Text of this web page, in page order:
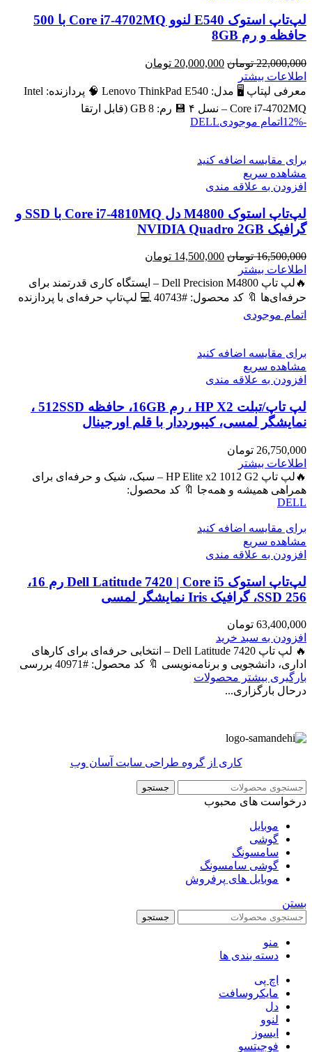
لپ‌تاپ استوک E540 لنوو Core i7-4702MQ با 500
حافظه و رم 8GB
22,000,000 تومان قیمت
22,000,000 تومان
20,000,000 تومان
20,000,000 تومان
است.
اطلاعات بیشتر
معرفی لپتاپ 🖥️ مدل: Lenovo ThinkPad E540 🧠 پردازنده: Intel
Core i7‑4702MQ – نسل ۴ 💾 رم: 8 GB (قابل ارتقا
-12%
اتمام موجودیDELL
برای مقایسه اضافه کنید
مشاهده سریع
افزودن به علاقه مندی
لپ‌تاپ استوک M4800 دل Core i7-4810MQ با SSD و
گرافیک NVIDIA Quadro 2GB
16,500,000 تومان قیمت
16,500,000 تومان
بود.
14,500,000 تومان
14,500,000 تومان
است.
اطلاعات بیشتر
🔥لپ تاپ Dell Precision M4800 – ایستگاه کاری قدرتمند برای
حرفه‌ای‌ها 🔖 کد محصول: #40743 💻 لپ‌تاپ حرفه‌ای با پردازنده
اتمام موجودی
برای مقایسه اضافه کنید
مشاهده سریع
افزودن به علاقه مندی
لپ تاپ/تبلت HP X2 ، رم 16GB، حافظه 512SSD ،
نمایشگر لمسی، کیبورددار با قلم اورجینال
26,750,000 تومان
اطلاعات بیشتر
🔥لپ تاپ HP Elite x2 1012 G2 – سبک، شیک و حرفه‌ای برای
همراهی همیشه و همه‌جا 🔖 کد محصول:
DELL
برای مقایسه اضافه کنید
مشاهده سریع
افزودن به علاقه مندی
لپ‌تاپ استوک Dell Latitude 7420 | Core i5 رم 16،
SSD 256، گرافیک Iris نمایشگر لمسی
63,400,000 تومان
افزودن به سبد خرید
🔥 لپ تاپ Dell Latitude 7420 – انتخابی حرفه‌ای برای کارهای
اداری، دانشجویی و برنامه‌نویسی 🔖 کد محصول: #40971 بررسی
بارگیری بیشتر محصولات
درحال بارگزاری...
کاری از گروه طراحی سایت آسان وب
جستجو
درخواست های محبوب
موبایل
گوشی
سامسونگ
گوشی سامسونگ
موبایل های پرفروش
بستن
جستجو
منو
دسته بندی ها
اچ پی
مایکروسافت
دل
لنوو
ایسوز
فوجیتسو